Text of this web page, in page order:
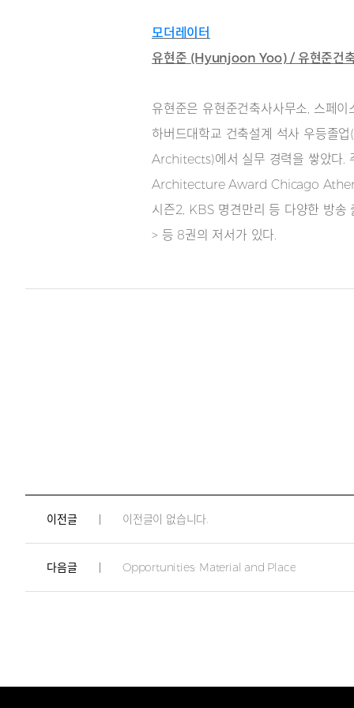
모더레이터
유현준 (Hyunjoon Yoo) / 유현준건축
유현준은 유현준건축사사무소, 스페
하버드대학교 건축설계 석사 우등
Architects)에서 실무 경력을 쌓았다
Architecture Award Chicago
시즌2, KBS 명견만리 등 다양한 방송
> 등 8권의 저서가 있다.
이전글 이전글이 없습니다.
다음글 Opportunities: Material and Place